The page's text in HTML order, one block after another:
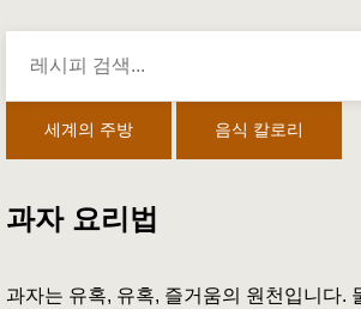
세계의 주방 음식 칼로리
과자 요리법
과자는 유혹, 유혹, 즐거움의 원천입니다.